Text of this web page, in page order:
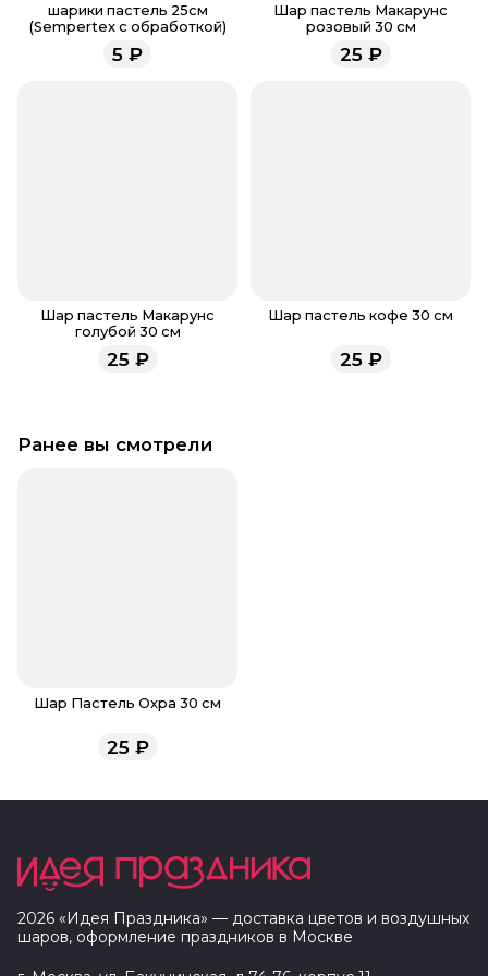
заказа, звоните по номеру телефона 8 (927) 936-71-
86 или напишите WhatsApp +7 937 333-66-53. Наши
менеджеры работают ежедневно с 9.00 до 23.00 и
шарики пастель 25см
(Sempertex с обработкой)
5 ₽
Шар пастель Макарунс
розовый 30 см
25₽
Шар пастель Макарунс
голубой 30 см
25₽
Шар пастель кофе 30 см
25₽
Ранее вы смотрели
Шар Пастель Охра 30 см
25₽
2026 «Идея Праздника» — доставка цветов и воздушных
шаров, оформление праздников в Москве